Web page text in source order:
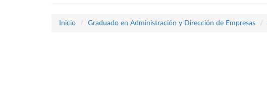
Inicio Graduado en Administración y Dirección de Empresas